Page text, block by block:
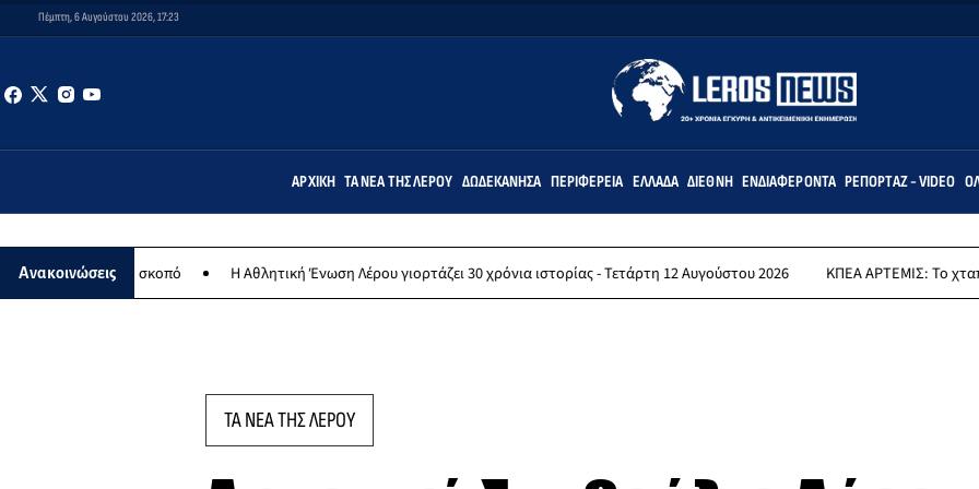
Πέμπτη, 6 Αυγούστου 2026, 17:23
ΑΡΧΙΚΉ ΤΑ ΝΈΑ ΤΗΣ ΛΈΡΟΥ ΔΩΔΕΚΆΝΗΣΑ ΠΕΡΙΦΈΡΕΙΑ ΕΛΛΆΔΑ ΔΙΕΘΝΉ ΕΝΔΙΑΦΈΡΟΝΤΑ ΡΕΠΟΡΤΆΖ - VIDEO
Ανακοινώσεις
σκοπό Η Αθλητική Ένωση Λέρου γιορτάζει 30 χρόνια ιστορίας - Τετάρτη 12 Αυγούστου 2026 ΚΠΕΑ ΑΡΤΕΜΙΣ: Το χταποδοπίλαφο
ΤΑ ΝΕΑ ΤΗΣ ΛΕΡΟΥ